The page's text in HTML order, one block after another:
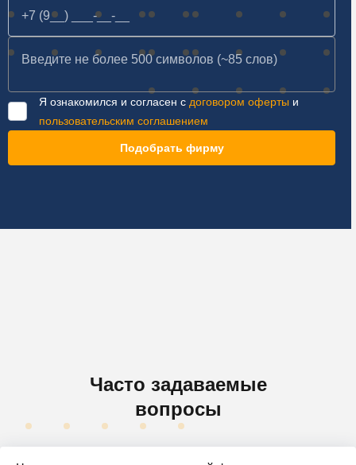
Я ознакомился и согласен с договором оферты и
пользовательским соглашением
Подобрать фирму
Часто задаваемые
вопросы